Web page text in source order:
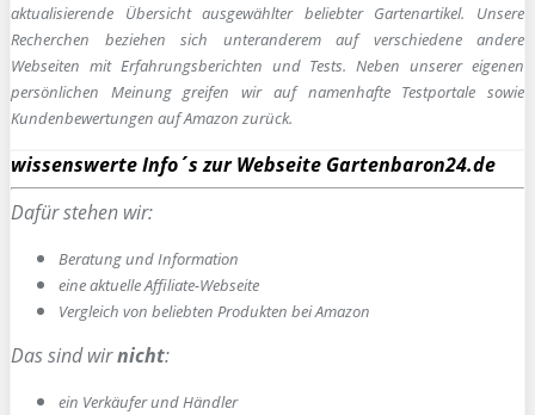
aktualisierende Übersicht ausgewählter beliebter Gartenartikel. Unsere
Recherchen beziehen sich unteranderem auf verschiedene andere
Webseiten mit Erfahrungsberichten und Tests. Neben unserer eigenen
persönlichen Meinung greifen wir auf namenhafte Testportale sowie
Kundenbewertungen auf Amazon zurück.
wissenswerte Info´s zur Webseite Gartenbaron24.de
Dafür stehen wir:
Beratung und Information
eine aktuelle Affiliate-Webseite
Vergleich von beliebten Produkten bei Amazon
Das sind wirnicht:
ein Verkäufer und Händler